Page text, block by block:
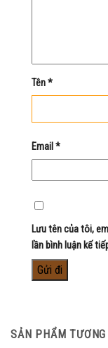
Tên*
Email *
Lưu tên của tôi,
lần bình luận kế
SẢN PHẨM